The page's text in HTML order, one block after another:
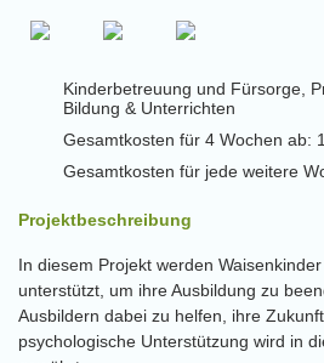
Kinderbetreuung und Fürsorge,
Bildung & Unterrichten
Gesamtkosten für 4 Wochen ab:
Gesamtkosten für jede weitere
Projektbeschreibung
In diesem Projekt werden
unterstützt, um ihre Ausbildung zu
Ausbildern dabei zu helfen, ihre
psychologische Unterstützung wird in